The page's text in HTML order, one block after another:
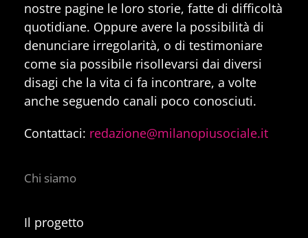
nostre pagine le loro storie, fatte di difficoltà
quotidiane. Oppure avere la possibilità di
denunciare irregolarità, o di testimoniare
come sia possibile risollevarsi dai diversi
disagi che la vita ci fa incontrare, a volte
anche seguendo canali poco conosciuti.
Contattaci: redazione@milanopiusociale.it
Chi siamo
Il progetto